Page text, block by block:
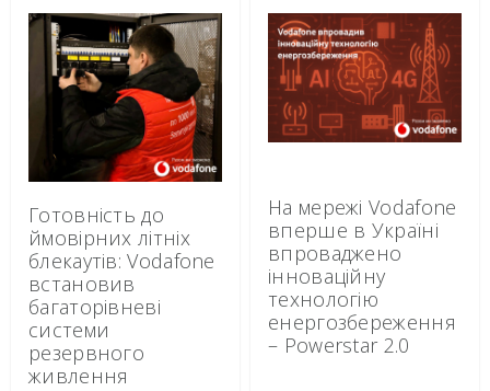
Готовність до
ймовірних літніх
блекаутів: Vodafone
встановив
багаторівневі
системи
резервного
живлення
На мережі Vodafone
вперше в Україні
впроваджено
інноваційну
технологію
енергозбереження
– Powerstar 2.0